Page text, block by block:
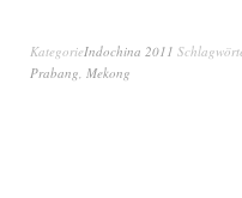
KategorieIndochina 2011
Prabang Mekong